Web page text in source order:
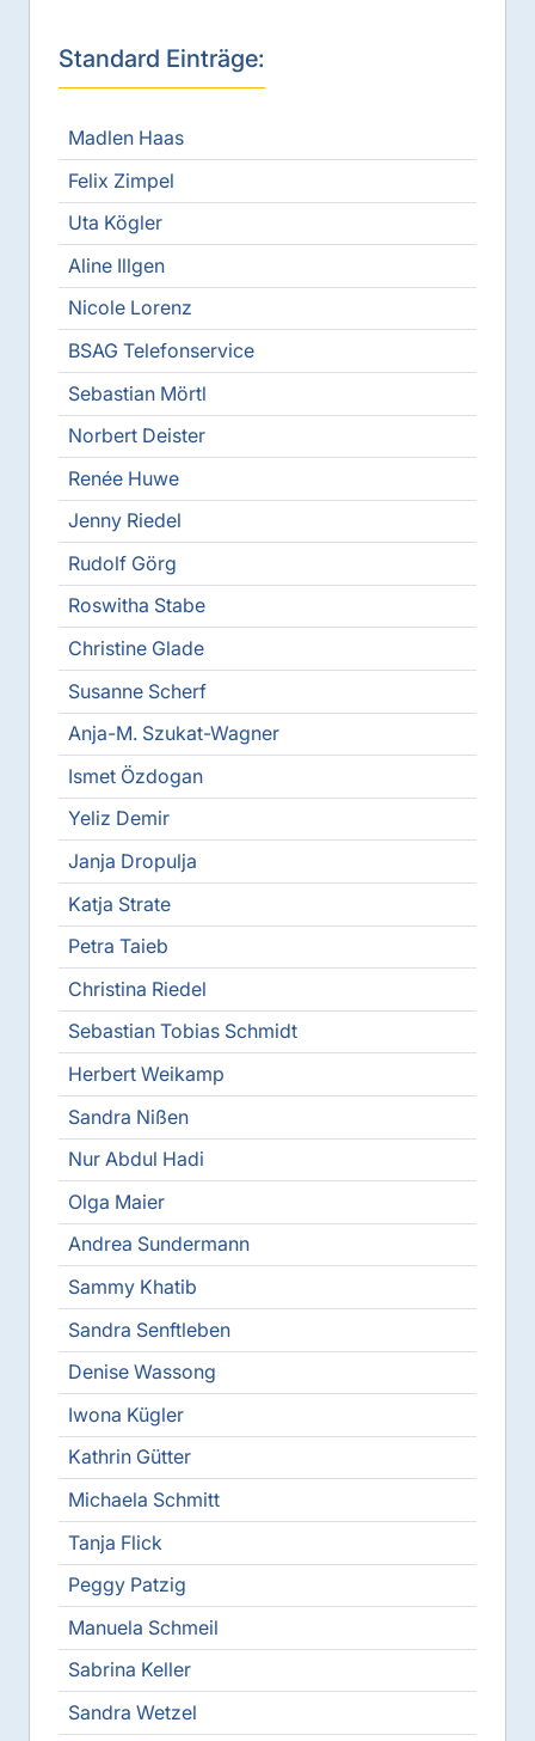
Standard Einträge:
Madlen Haas
Felix Zimpel
Uta Kögler
Aline Illgen
Nicole Lorenz
BSAG Telefonservice
Sebastian Mörtl
Norbert Deister
Renée Huwe
Jenny Riedel
Rudolf Görg
Roswitha Stabe
Christine Glade
Susanne Scherf
Anja-M. Szukat-Wagner
Ismet Özdogan
Yeliz Demir
Janja Dropulja
Katja Strate
Petra Taieb
Christina Riedel
Sebastian Tobias Schmidt
Herbert Weikamp
Sandra Nißen
Nur Abdul Hadi
Olga Maier
Andrea Sundermann
Sammy Khatib
Sandra Senftleben
Denise Wassong
Iwona Kügler
Kathrin Gütter
Michaela Schmitt
Tanja Flick
Peggy Patzig
Manuela Schmeil
Sabrina Keller
Sandra Wetzel